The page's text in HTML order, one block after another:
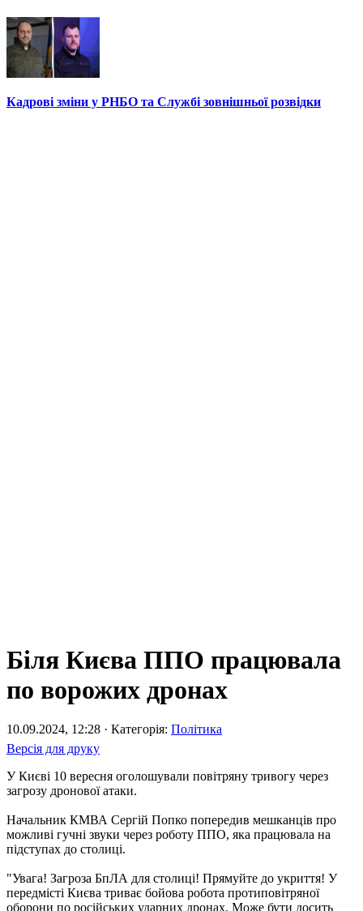
Кадрові зміни у РНБО та Службі зовнішньої розвідки
Біля Києва ППО працювала
по ворожих дронах
10.09.2024, 12:28 · Категорія: Політика
Версія для друку
У Києві 10 вересня оголошували повітряну тривогу через
загрозу дронової атаки.
Начальник КМВА Сергій Попко попередив мешканців про
можливі гучні звуки через роботу ППО, яка працювала на
підступах до столиці.
"Увага! Загроза БпЛА для столиці! Прямуйте до укриття! У
передмісті Києва триває бойова робота протиповітряної
оборони по російських ударних дронах. Може бути досить